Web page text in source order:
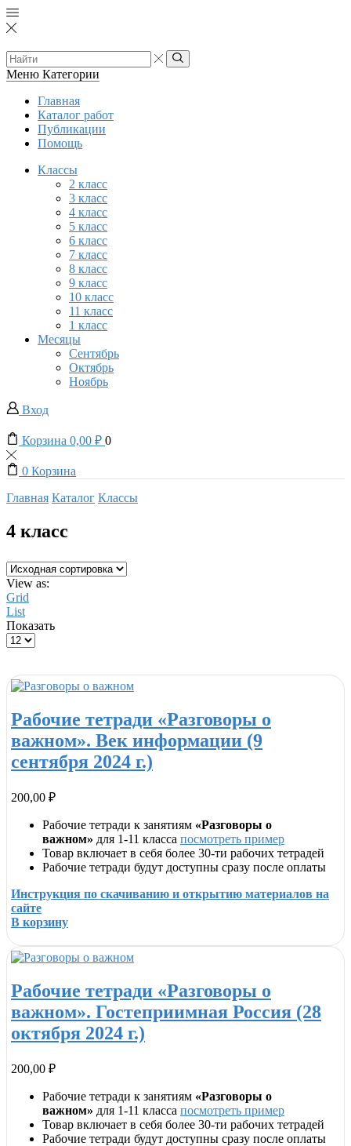
Search
input
Search
Меню Категории
Главная
Каталог работ
Публикации
Помощь
Классы
2 класс
3 класс
4 класс
5 класс
6 класс
7 класс
8 класс
9 класс
10 класс
11 класс
1 класс
Месяцы
Сентябрь
Октябрь
Ноябрь
Вход
Корзина 0,00 ₽ 0
0 Корзина
Главная Каталог Классы
4 класс
View as:
Grid
List
Показать
Products
Рабочие тетради «Разговоры о
важном». Век информации (9
сентября 2024 г.)
200,00 ₽
Рабочие тетради к занятиям «Разговоры о
важном» для 1-11 класса посмотреть пример
Товар включает в себя более 30-ти рабочих тетрадей
Рабочие тетради будут доступны сразу после оплаты
Инструкция по скачиванию и открытию материалов на
сайте
В корзину
Рабочие тетради «Разговоры о
важном». Гостеприимная Россия (28
октября 2024 г.)
200,00 ₽
Рабочие тетради к занятиям «Разговоры о
важном» для 1-11 класса посмотреть пример
Товар включает в себя более 30-ти рабочих тетрадей
Рабочие тетради будут доступны сразу после оплаты